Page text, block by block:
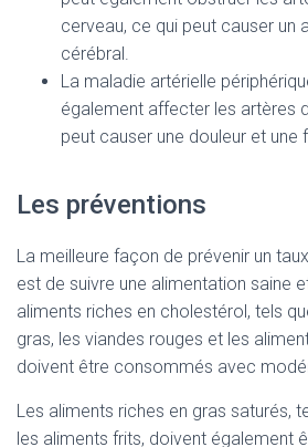
cerveau, ce qui peut causer un
cérébral.
La maladie artérielle
également affecter les artères
peut causer une douleur et une
Les préventions
La meilleure façon de prévenir un
est de suivre une alimentation saine
aliments riches en cholestérol, tels
gras, les viandes rouges et les
doivent être consommés avec
Les aliments riches en gras saturés,
les aliments frits, doivent également